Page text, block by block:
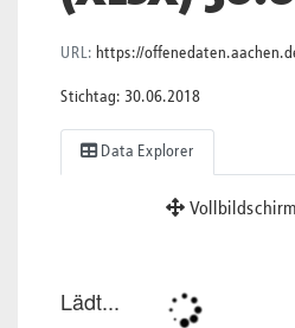
URL: https://offenedaten.aachen.de/dataset/81650028-ef21-4f1b-a991-9e3a3f01c729/resource/6a00da62-07a9-423e-9fa2-
Stichtag: 30.06.2018
Data Explorer
Vollbildschirm